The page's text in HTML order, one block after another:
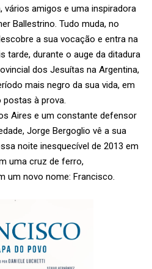
amigos e uma inspiradora
Ballestrino. Tudo muda, no
a sua vocação e entra na
tarde, durante o auge da ditadura
dos Jesuítas na Argentina,
mais negro da sua vida, em
à prova.
Aires e um constante defensor
Jorge Bergoglio vê a sua
noite inesquecível de 2013 em
uma cruz de ferro,
um novo nome: Francisco.